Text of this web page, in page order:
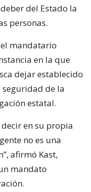
del Estado la
personas.
mandatario
en la que
dejar establecido
de la
estatal.
decir en su propia
no es una
afirmó Kast,
mandato